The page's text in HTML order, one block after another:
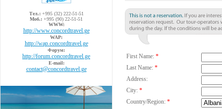
Тел.:+995 (32) 222-51-51
Моб.: +995 (90) 22-51-51
WWW:
http://www.concordtravel.ge
WAP:
http://wap.concordtravel.ge
Форум:
http://forum.concordtravel.ge
E-mail:
contact@concordtravel.ge
First Name: *
Last Name: *
Address:
City: *
Country/Region: *